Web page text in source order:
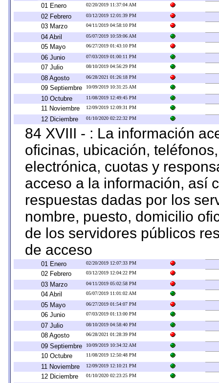
01 Enero 02/20/2019 11:37:04 AM
02 Febrero 03/12/2019 12:01:39 PM
03 Marzo 04/11/2019 04:58:10 PM
04 Abril 05/07/2019 10:59:06 AM
05 Mayo 06/27/2019 01:43:10 PM
06 Junio 07/03/2019 01:00:11 PM
07 Julio 08/10/2019 04:56:29 PM
08 Agosto 06/28/2021 01:26:18 PM
09 Septiembre 10/09/2019 10:31:25 AM
10 Octubre 11/08/2019 12:49:45 PM
11 Noviembre 12/09/2019 12:09:31 PM
12 Diciembre 01/10/2020 02:22:32 PM
84 XVIII - : La información
oficinas, ubicación,
electrónica, cuotas y
acceso a la información, así
respuestas dadas por los
nombre, puesto, domicilio
de los servidores públicos
de acceso
01 Enero 02/20/2019 12:07:33 PM
02 Febrero 03/12/2019 12:04:22 PM
03 Marzo 04/11/2019 05:02:58 PM
04 Abril 05/07/2019 11:01:02 AM
05 Mayo 06/27/2019 01:54:07 PM
06 Junio 07/03/2019 01:13:00 PM
07 Julio 08/10/2019 04:58:40 PM
08 Agosto 06/28/2021 01:28:39 PM
09 Septiembre 10/09/2019 10:34:32 AM
10 Octubre 11/08/2019 12:50:48 PM
11 Noviembre 12/09/2019 12:10:21 PM
12 Diciembre 01/10/2020 02:23:25 PM